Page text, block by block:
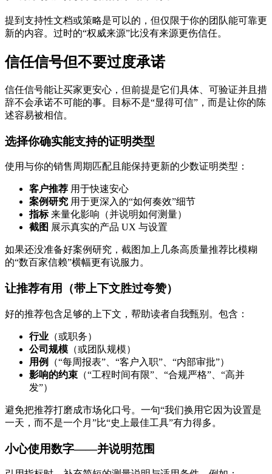
提到支持性文档或策略是可以的，但仅限于你的团队能可靠更
新的内容。过时的“权威来源”比没有来源更伤信任。
信任信号但不要过度承诺
信任信号能让买家更安心，但前提是它们具体、可验证并且措
辞不会承诺不可能的事。目标不是“显得可信”，而是让你的陈
述容易被相信。
选择你确实能支持的证明类型
使用与你的销售周期匹配且能保持更新的少数证明类型：
客户推荐 用于快速安心
案例研究 用于更深入的“如何奏效”细节
指标来量化影响（并说明如何测量）
截图 展示真实的产品 UX 与设置
如果还没准备好案例研究，截图加上几条高质量推荐比模糊
的“数百家信赖”横幅更有说服力。
让推荐有用（带上下文胜过夸赞）
好的推荐包含足够的上下文，帮助读者自我甄别。包含：
行业 （或职务）
公司规模 （或团队规模）
用例
（“每周报表”、“客户入职”、“内部审批”）
影响的约束 （“工程时间有限”、“合规严格”、“高并
发”）
避免把推荐打磨成市场化口号。一句“我们换用它因为设置是
一天，而不是一个月”比“史上最佳工具”有力得多。
小心使用数字——并说明范围